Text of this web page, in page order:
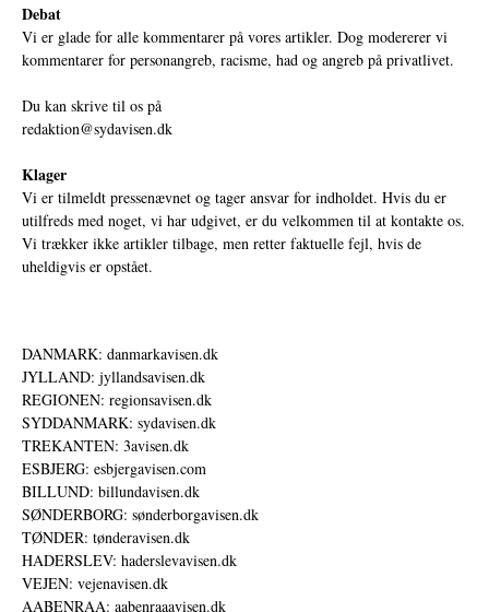
Debat
Vi er glade for alle kommentarer på vores artikler. Dog modererer vi
kommentarer for personangreb, racisme, had og angreb på privatlivet.
Du kan skrive til os på
redaktion@sydavisen.dk
Klager
Vi er tilmeldt pressenævnet og tager ansvar for indholdet. Hvis du er
utilfreds med noget, vi har udgivet, er du velkommen til at kontakte os.
Vi trækker ikke artikler tilbage, men retter faktuelle fejl, hvis de
uheldigvis er opstået.
DANMARK: danmarkavisen.dk
JYLLAND: jyllandsavisen.dk
REGIONEN: regionsavisen.dk
SYDDANMARK: sydavisen.dk
TREKANTEN: 3avisen.dk
ESBJERG: esbjergavisen.com
BILLUND: billundavisen.dk
SØNDERBORG: sønderborgavisen.dk
TØNDER: tønderavisen.dk
HADERSLEV: haderslevavisen.dk
VEJEN: vejenavisen.dk
AABENRAA: aabenraaavisen.dk